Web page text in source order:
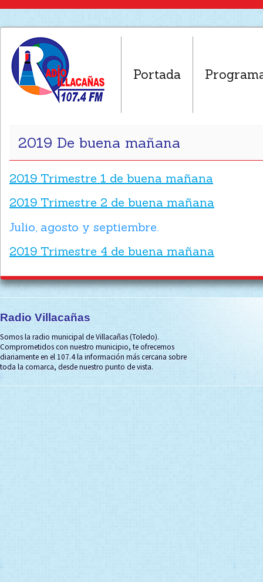
Portada
2019 De buena mañana
2019 Trimestre 1 de buena mañana
2019 Trimestre 2 de buena mañana
Julio, agosto y septiembre.
2019 Trimestre 4 de buena mañana
Radio Villacañas
Somos la radio municipal de Villacañas (Toledo).
Comprometidos con nuestro municipio, te ofrecemos
diariamente en el 107.4 la información más cercana sobre
toda la comarca, desde nuestro punto de vista.